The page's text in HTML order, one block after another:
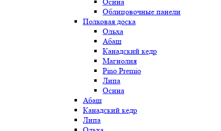
Облицовочные панели
Полковая доска
Ольха
Абаш
Канадский кедр
Магнолия
Pino Premio
Липа
Осина
Абаш
Канадский кедр
Липа